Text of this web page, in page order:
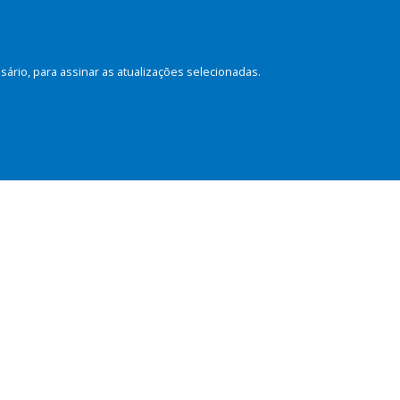
para assinar as atualizações selecionadas.